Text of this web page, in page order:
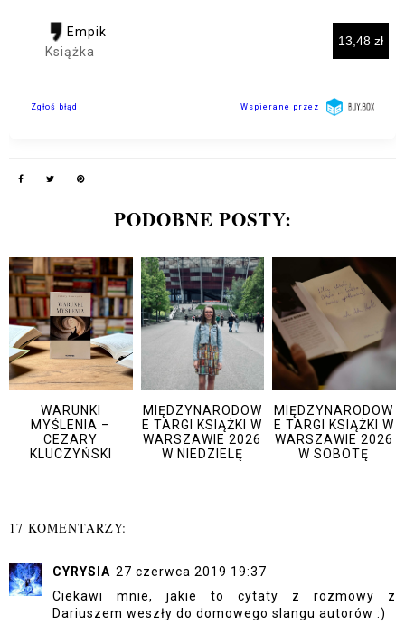
PODOBNE POSTY:
WARUNKI
MYŚLENIA –
CEZARY
KLUCZYŃSKI
MIĘDZYNARODOW
E TARGI KSIĄŻKI W
WARSZAWIE 2026
W NIEDZIELĘ
MIĘDZYNARODOW
E TARGI KSIĄŻKI W
WARSZAWIE 2026
W SOBOTĘ
17 KOMENTARZY:
CYRYSIA 27 czerwca 2019 19:37
Ciekawi mnie, jakie to cytaty z rozmowy z
Dariuszem weszły do domowego slangu autorów :)